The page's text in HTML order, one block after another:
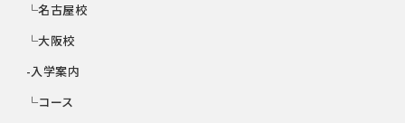
└名古屋校
└大阪校
-入学案内
└コース